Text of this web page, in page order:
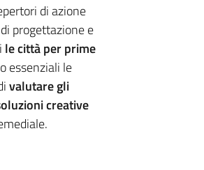
di azione
progettazione e
le città per prime
essenziali le
valutare gli
creative